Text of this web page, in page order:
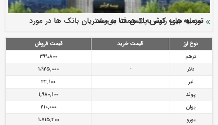
ارزش سهام عدالت بالا رفت
سرمایه بیمه کوثر به ۴ همت می‌رسد
نود ثانیه با فولاد سنگان
تقدیر دبیرکل سندیکای بیمه گران ایران از اقدامات مدیرعامل بیمه
رازی
توصیه های رئیس پلیس فتا به مشتریان بانک ها در مورد
پیشگیری از سرقت های مجازی
نوع ارز قیمت خرید
قیمت فروش
درهم
399،800
دلار
-
1،925,000
لیر
34,100
پوند
1,980,100
یوان
210,000
یورو
1،715,400